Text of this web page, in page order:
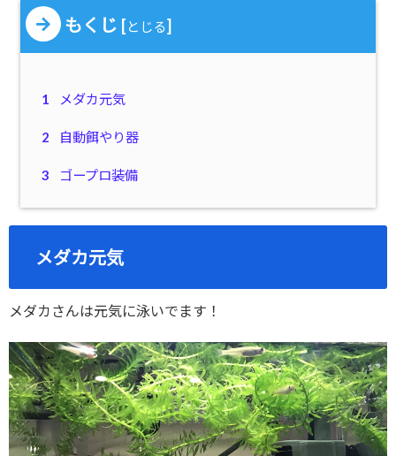
もくじ [とじる]
1 メダカ元気
2 自動餌やり器
3 ゴープロ装備
メダカ元気
メダカさんは元気に泳いでます！